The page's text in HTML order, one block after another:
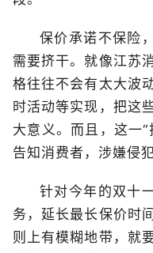
保价承诺不保险
需要挤干。就像江苏
格往往不会有太大波
时活动等实现，把这
大意义。而且，这一
告知消费者，涉嫌侵
针对今年的双十
务，延长最长保价时
则上有模糊地带，就